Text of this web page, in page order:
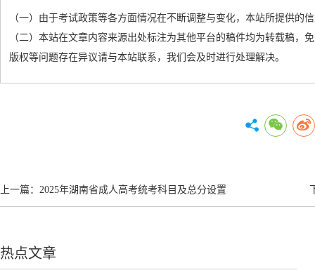
（一）由于考试政策等各方面情况在不断调整与变化，本站所提供的
（二）本站在文章内容来源出处标注为其他平台的稿件均为转载稿
版权等问题存在异议请与本站联系，我们会及时进行处理解决。
上一篇： 2025年湖南省成人高考统考科目及总分设置
热点文章